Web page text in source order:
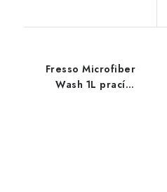
Fresso Microfiber
Wash 1L prací